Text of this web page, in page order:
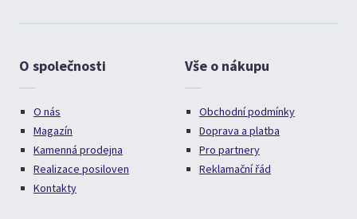
O společnosti
O nás
Magazín
Kamenná prodejna
Realizace posiloven
Kontakty
Vše o nákupu
Obchodní podmínky
Doprava a platba
Pro partnery
Reklamační řád